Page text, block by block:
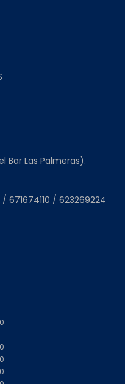
Bar Las Palmeras).
/ 623269224